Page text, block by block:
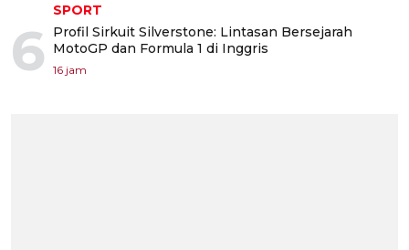
6
SPORT
Profil Sirkuit Silverstone: Lintasan Bersejarah
MotoGP dan Formula 1 di Inggris
16 jam